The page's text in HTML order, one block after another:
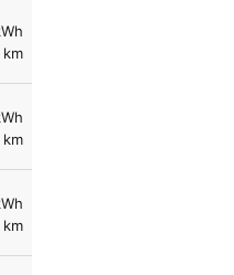
km
km
km